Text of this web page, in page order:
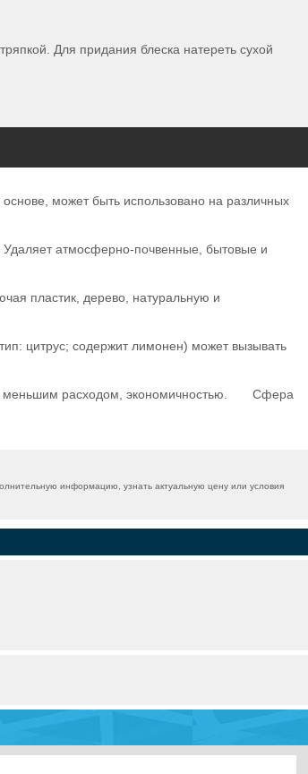
Для придания блеска натереть сухой
может быть использовано на различных
атмосферно-почвенные, бытовые и
пластик, дерево, натуральную и
цитрус; содержит лимонен) может вызывать
меньшим расходом, экономичностью.⠀ ⠀ Сфера
информацию, узнать актуальную цену или условия